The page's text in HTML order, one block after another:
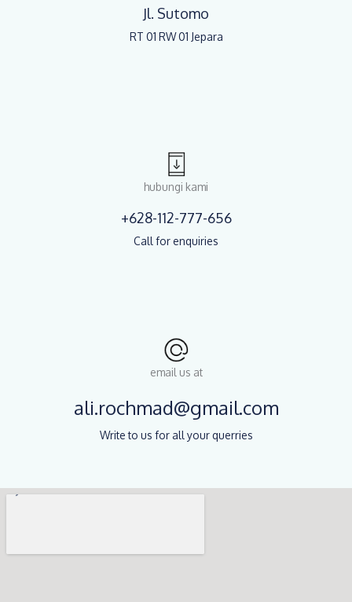
Jl. Sutomo
RT 01 RW 01 Jepara
hubungi kami
+628-112-777-656
Call for enquiries
email us at
ali.rochmad@gmail.com
Write to us for all your querries